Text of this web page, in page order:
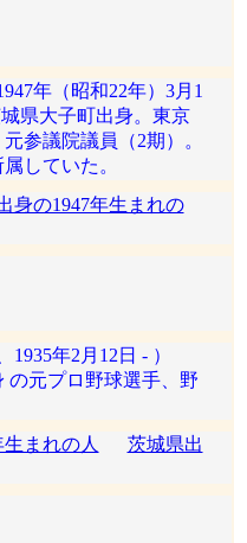
年（昭和22年）3月1
県大子町出身。東京
参議院議員（2期）。
していた。
身の1947年生まれの
年2月12日 - ）
の元プロ野球選手、野
生まれの人
茨城県出